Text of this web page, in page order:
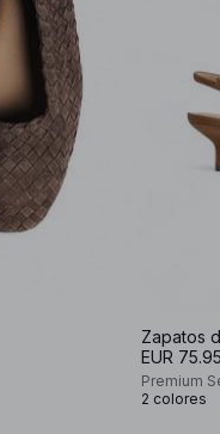
EUR 75.95
Premium
2 colores